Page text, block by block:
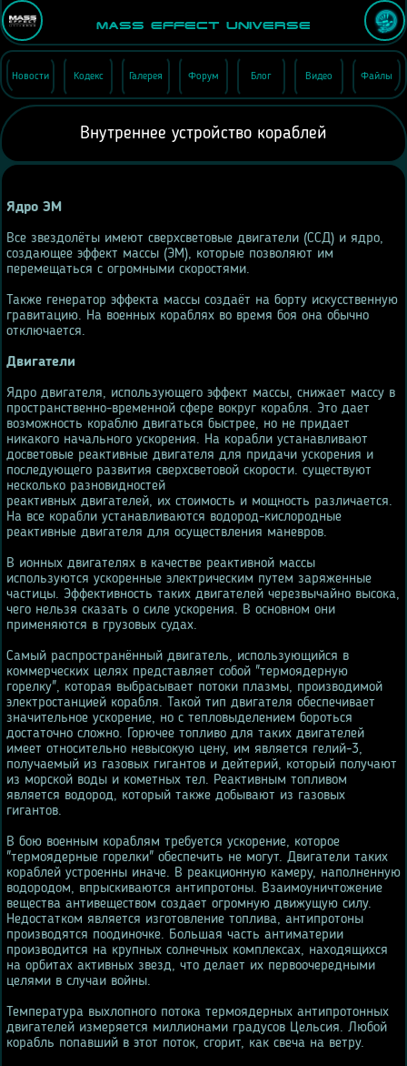
Mass Effect Universe
Новости Кодекс Галерея Форум Блог Видео Файлы
Внутреннее устройство кораблей
Ядро ЭМ
Все звездолёты имеют сверхсветовые двигатели (ССД) и ядро,
создающее эффект массы (ЭМ), которые позволяют им
перемещаться с огромными скоростями.
Также генератор эффекта массы создаёт на борту искусственную
гравитацию. На военных кораблях во время боя она обычно
отключается.
Двигатели
Ядро двигателя, использующего эффект массы, снижает массу в
пространственно-временной сфере вокруг корабля. Это дает
возможность кораблю двигаться быстрее, но не придает
никакого начального ускорения. На корабли устанавливают
досветовые реактивные двигателя для придачи ускорения и
последующего развития сверхсветовой скорости. существуют
несколько разновидностей
реактивных двигателей, их стоимость и мощность различается.
На все корабли устанавливаются водород-кислородные
реактивные двигателя для осуществления маневров.
В ионных двигателях в качестве реактивной массы
используются ускоренные электрическим путем заряженные
частицы. Эффективность таких двигателей черезвычайно высока,
чего нельзя сказать о силе ускорения. В основном они
применяются в грузовых судах.
Самый распространённый двигатель, использующийся в
коммерческих целях представляет собой "термоядерную
горелку", которая выбрасывает потоки плазмы, производимой
электростанцией корабля. Такой тип двигателя обеспечивает
значительное ускорение, но с тепловыделением бороться
достаточно сложно. Горючее топливо для таких двигателей
имеет относительно невысокую цену, им является гелий-3,
получаемый из газовых гигантов и дейтерий, который получают
из морской воды и кометных тел. Реактивным топливом
является водород, который также добывают из газовых
гигантов.
В бою военным кораблям требуется ускорение, которое
"термоядерные горелки" обеспечить не могут. Двигатели таких
кораблей устроенны иначе. В реакционную камеру, наполненную
водородом, впрыскиваются антипротоны. Взаимоуничтожение
вещества антивеществом создает огромную движущую силу.
Недостатком является изготовление топлива, антипротоны
производятся поодиночке. Большая часть антиматерии
производится на крупных солнечных комплексах, находящихся
на орбитах активных звезд, что делает их первоочередными
целями в случаи войны.
Температура выхлопного потока термоядерных антипротонных
двигателей измеряется миллионами градусов Цельсия. Любой
корабль попавший в этот поток, сгорит, как свеча на ветру.